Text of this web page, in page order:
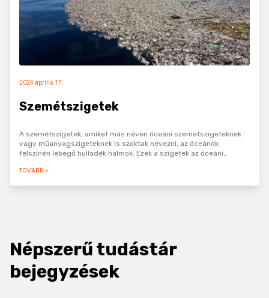
2024 április 17.
Szemétszigetek
A szemétszigetek, amiket más néven óceáni szemétszigeteknek
vagy műanyagszigeteknek is szoktak nevezni, az óceánok
felszínén lebegő hulladék halmok. Ezek a szigetek az óceáni
TOVÁBB >
Népszerű tudástár
bejegyzések